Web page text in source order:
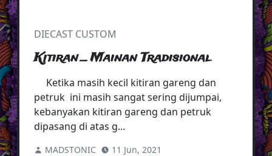
DIECAST CUSTOM
Kitiran _ Mainan Tradisional
Ketika masih kecil kitiran gareng dan
petruk ini masih sangat sering dijumpai,
kebanyakan kitiran gareng dan petruk
dipasang di atas g...
MADSTONIC 11 Jun, 2021